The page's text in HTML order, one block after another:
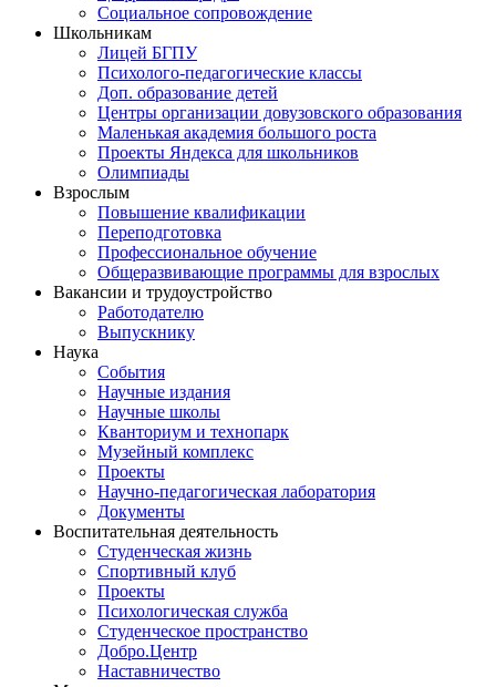
Социальное сопровождение
Школьникам
Лицей БГПУ
Психолого-педагогические классы
Доп. образование детей
Центры организации довузовского образования
Маленькая академия большого роста
Проекты Яндекса для школьников
Олимпиады
Взрослым
Повышение квалификации
Переподготовка
Профессиональное обучение
Общеразвивающие программы для взрослых
Вакансии и трудоустройство
Работодателю
Выпускнику
Наука
События
Научные издания
Научные школы
Кванториум и технопарк
Музейный комплекс
Проекты
Научно-педагогическая лаборатория
Документы
Воспитательная деятельность
Студенческая жизнь
Спортивный клуб
Проекты
Психологическая служба
Студенческое пространство
Добро.Центр
Наставничество